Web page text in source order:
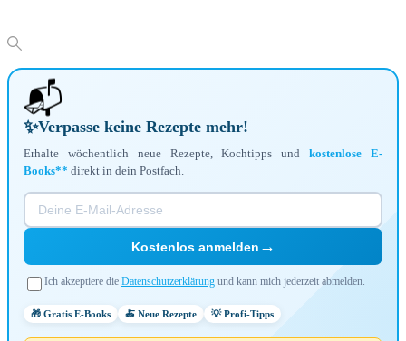
📬
✨Verpasse keine Rezepte mehr!
Erhalte wöchentlich neue Rezepte, Kochtipps undkostenlose E-
Books** direkt in dein Postfach.
Kostenlos anmelden →
Ich akzeptiere die Datenschutzerklärung und kann mich jederzeit abmelden.
🎁 Gratis E-Books 🍝 Neue Rezepte 💡 Profi-Tipps